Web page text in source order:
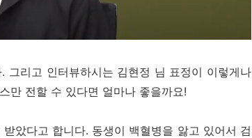
그리고 인터뷰하시는 김현정 님 표정이 이렇게나
만 전할 수 있다면 얼마나 좋을까요!
았다고 합니다. 동생이 백혈병을 앓고 있어서 검